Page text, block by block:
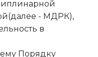
- МДРК),
в
Порядку